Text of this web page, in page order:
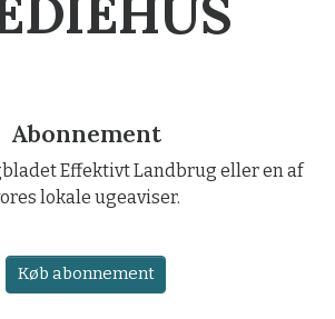
Abonnement
Effektivt Landbrug eller en af
lokale ugeaviser.
Køb abonnement